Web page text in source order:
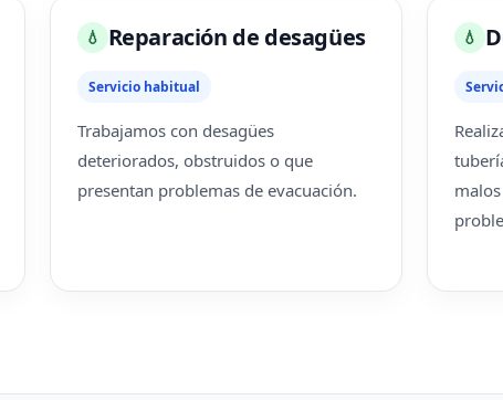
💧 Reparación de desagües
Servicio habitual
Trabajamos con desagües
deteriorados, obstruidos o que
presentan problemas de evacuación.
💧